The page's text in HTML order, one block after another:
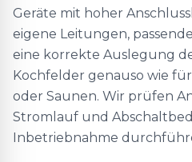
Geräte mit hoher
eigene Leitungen,
eine korrekte Auslegung
Kochfelder genauso wie
oder Saunen. Wir prüfen
Stromlauf und
Inbetriebnahme